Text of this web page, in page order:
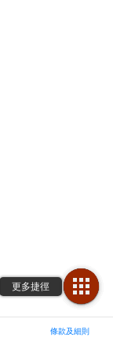
條款及細則